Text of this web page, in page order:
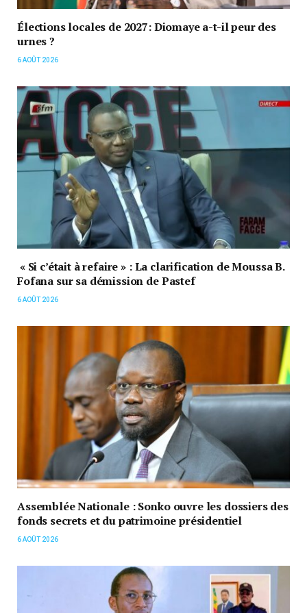
Élections locales de 2027: Diomaye a-t-il peur des
urnes ?
6 AOÛT 2026
« Si c’était à refaire » : La clarification de Moussa B.
Fofana sur sa démission de Pastef
6 AOÛT 2026
Assemblée Nationale : Sonko ouvre les dossiers des
fonds secrets et du patrimoine présidentiel
6 AOÛT 2026